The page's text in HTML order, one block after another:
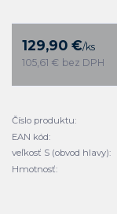
129,90 €/ks
105,61 € bez DPH
Číslo produktu:
EAN kód:
veľkosť S (obvod hlavy):
Hmotnosť: